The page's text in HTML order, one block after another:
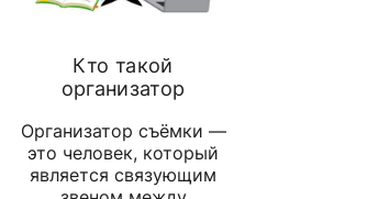
Кто такой
организатор
Организатор съёмки —
это человек, который
является связующим